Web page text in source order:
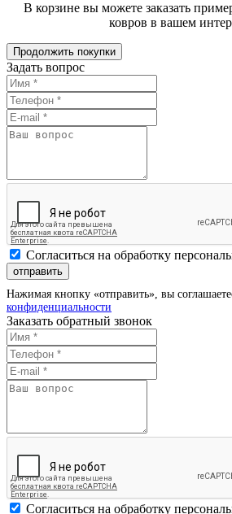
В корзине вы можете заказать
ковров в вашем
Продолжить покупки
Задать вопрос
Cогласиться на обработку
отправить
Нажимая кнопку «отправить», вы
конфиденциальности
Заказать обратный звонок
Cогласиться на обработку